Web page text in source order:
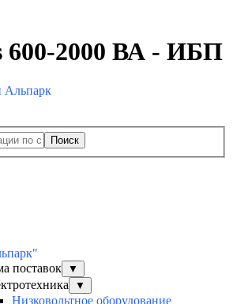
600-2000 ВА - ИБП
Поиск
поставок
▼
▼
Низковольтное оборудование